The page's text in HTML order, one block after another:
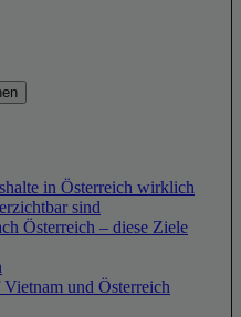
in Österreich wirklich
sind
Österreich – diese Ziele
und Österreich